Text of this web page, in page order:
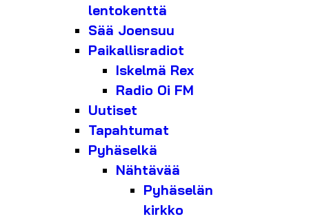
lentokenttä
Sää Joensuu
Paikallisradiot
Iskelmä Rex
Radio Oi FM
Uutiset
Tapahtumat
Pyhäselkä
Nähtävää
Pyhäselän
kirkko